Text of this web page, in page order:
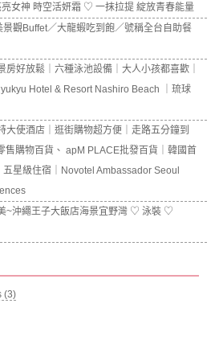
女神 時空活妍霜 ♡ 一抹拉提 綻放青春能量
觀Buffet／大龍蝦吃到飽／號稱全台自助餐
房好放鬆｜六種泳池設備｜大人小孩都喜歡｜
Hotel & Resort Nashiro Beach ｜琉球
大使酒店｜逛街購物超方便｜走路五分鐘到
售購物百貨、 apM PLACE批發百貨｜韓國首
星級住宿｜Novotel Ambassador Seoul
~沖繩王子大飯店海景宜野灣 ♡ 泳裝 ♡
(3)